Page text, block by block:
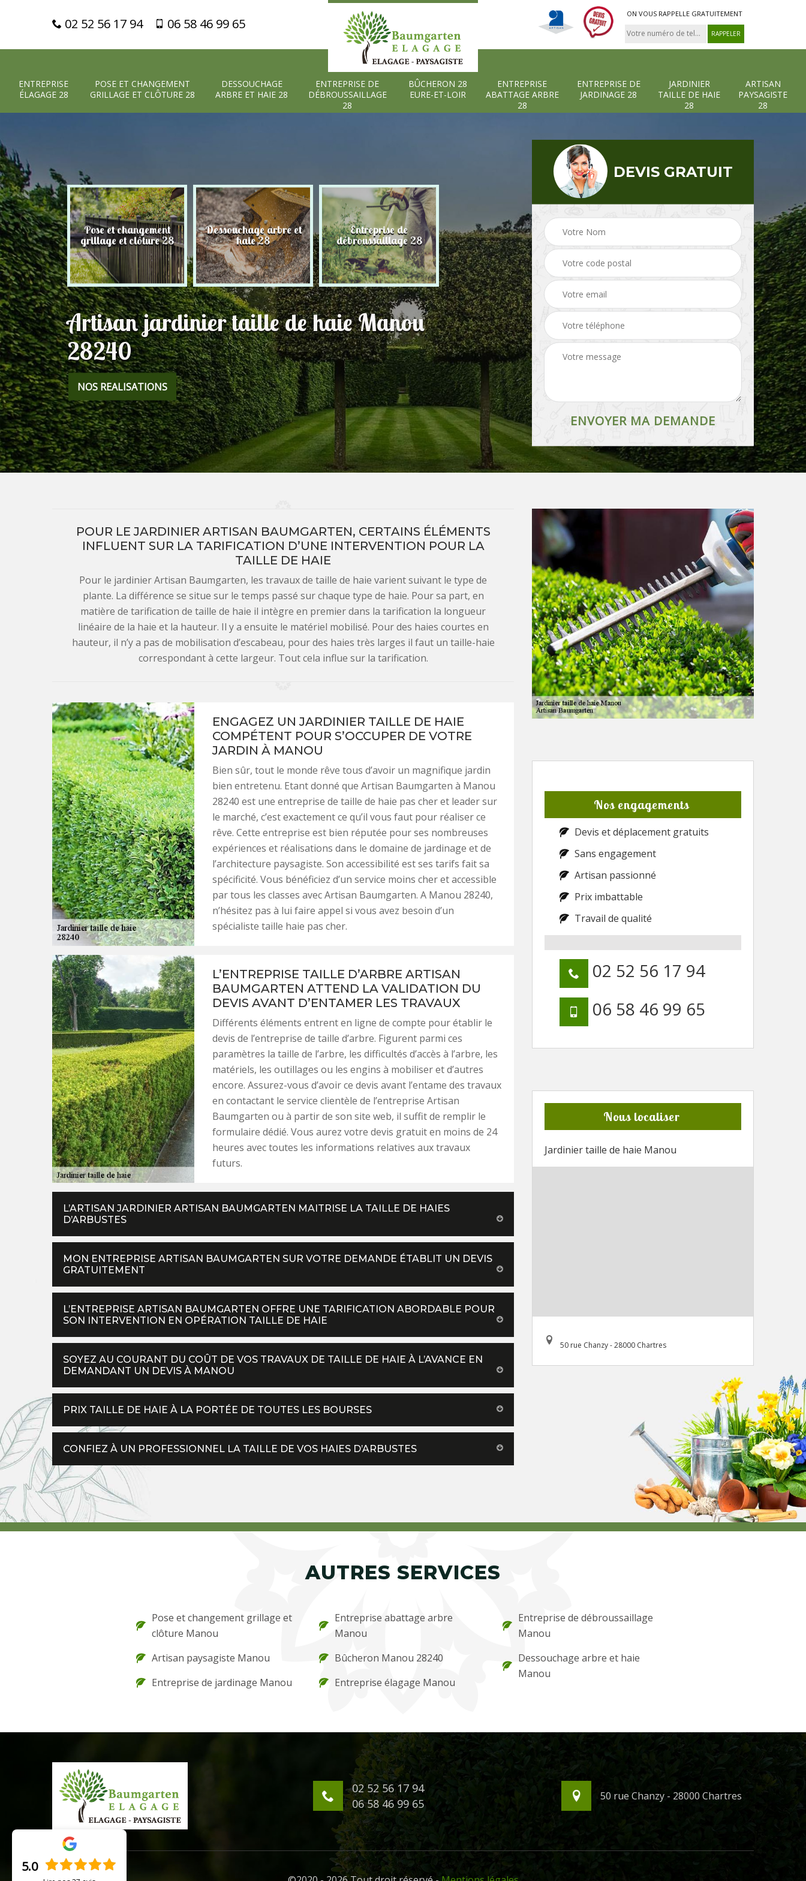
02 52 56 17 94 06 58 46 99 65
ON VOUS RAPPELLE GRATUITEMENT
ENTREPRISE
ÉLAGAGE 28
POSE ET CHANGEMENT
GRILLAGE ET CLÔTURE 28
DESSOUCHAGE
ARBRE ET HAIE 28
ENTREPRISE DE
DÉBROUSSAILLAGE
28
BÛCHERON 28
EURE-ET-LOIR
ENTREPRISE
ABATTAGE ARBRE
28
ENTREPRISE DE
JARDINAGE 28
JARDINIER
TAILLE DE HAIE
28
ARTISAN
PAYSAGISTE
28
28 Pose et changement
grillage et clôture 28
Dessouchage arbre et
haie 28
Entreprise de
débroussaillage 28
Bûcheron 28 Eure-et-
Loir
Entreprise abattage Entreprise de
jardinage 28
Artisan jardinier taille de haie Manou
28240
NOS REALISATIONS
DEVIS GRATUIT
POUR LE JARDINIER ARTISAN BAUMGARTEN, CERTAINS ÉLÉMENTS
INFLUENT SUR LA TARIFICATION D’UNE INTERVENTION POUR LA
TAILLE DE HAIE
Pour le jardinier Artisan Baumgarten, les travaux de taille de haie varient suivant le type de
plante. La différence se situe sur le temps passé sur chaque type de haie. Pour sa part, en
matière de tarification de taille de haie il intègre en premier dans la tarification la longueur
linéaire de la haie et la hauteur. Il y a ensuite le matériel mobilisé. Pour des haies courtes en
hauteur, il n’y a pas de mobilisation d’escabeau, pour des haies très larges il faut un taille-haie
correspondant à cette largeur. Tout cela influe sur la tarification.
ENGAGEZ UN JARDINIER TAILLE DE HAIE
COMPÉTENT POUR S’OCCUPER DE VOTRE
JARDIN À MANOU
Bien sûr, tout le monde rêve tous d’avoir un magnifique jardin
bien entretenu. Etant donné que Artisan Baumgarten à Manou
28240 est une entreprise de taille de haie pas cher et leader sur
le marché, c’est exactement ce qu’il vous faut pour réaliser ce
rêve. Cette entreprise est bien réputée pour ses nombreuses
expériences et réalisations dans le domaine de jardinage et de
l’architecture paysagiste. Son accessibilité est ses tarifs fait sa
spécificité. Vous bénéficiez d’un service moins cher et accessible
par tous les classes avec Artisan Baumgarten. A Manou 28240,
n’hésitez pas à lui faire appel si vous avez besoin d’un
spécialiste taille haie pas cher.
L’ENTREPRISE TAILLE D’ARBRE ARTISAN
BAUMGARTEN ATTEND LA VALIDATION DU
DEVIS AVANT D’ENTAMER LES TRAVAUX
Différents éléments entrent en ligne de compte pour établir le
devis de l’entreprise de taille d’arbre. Figurent parmi ces
paramètres la taille de l’arbre, les difficultés d’accès à l’arbre, les
matériels, les outillages ou les engins à mobiliser et d’autres
encore. Assurez-vous d’avoir ce devis avant l’entame des travaux
en contactant le service clientèle de l’entreprise Artisan
Baumgarten ou à partir de son site web, il suffit de remplir le
formulaire dédié. Vous aurez votre devis gratuit en moins de 24
heures avec toutes les informations relatives aux travaux
futurs.
L’ARTISAN JARDINIER ARTISAN BAUMGARTEN MAITRISE LA TAILLE DE HAIES
D’ARBUSTES
MON ENTREPRISE ARTISAN BAUMGARTEN SUR VOTRE DEMANDE ÉTABLIT UN DEVIS
GRATUITEMENT
L’ENTREPRISE ARTISAN BAUMGARTEN OFFRE UNE TARIFICATION ABORDABLE POUR
SON INTERVENTION EN OPÉRATION TAILLE DE HAIE
SOYEZ AU COURANT DU COÛT DE VOS TRAVAUX DE TAILLE DE HAIE À L’AVANCE EN
DEMANDANT UN DEVIS À MANOU
PRIX TAILLE DE HAIE À LA PORTÉE DE TOUTES LES BOURSES
CONFIEZ À UN PROFESSIONNEL LA TAILLE DE VOS HAIES D’ARBUSTES
Nos engagements
Devis et déplacement gratuits
Sans engagement
Artisan passionné
Prix imbattable
Travail de qualité
02 52 56 17 94
06 58 46 99 65
Nous localiser
Jardinier taille de haie Manou
50 rue Chanzy - 28000 Chartres
AUTRES SERVICES
Pose et changement grillage et
clôture Manou
Artisan paysagiste Manou
Entreprise de jardinage Manou
Entreprise abattage arbre
Manou
Bûcheron Manou 28240
Entreprise élagage Manou
Entreprise de débroussaillage
Manou
Dessouchage arbre et haie
Manou
02 52 56 17 94
06 58 46 99 65
50 rue Chanzy - 28000 Chartres
5.0